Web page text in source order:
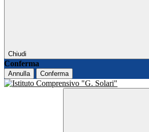
Chiudi
Conferma
Annulla Conferma